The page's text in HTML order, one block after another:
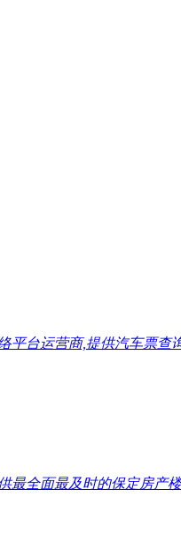
台运营商,提供汽车票查
全面最及时的保定房产